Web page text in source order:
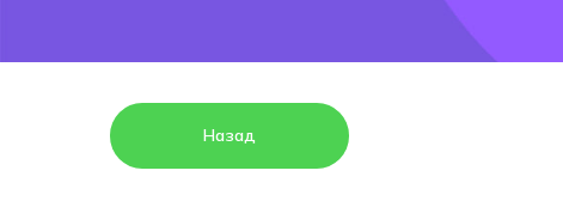
Назад